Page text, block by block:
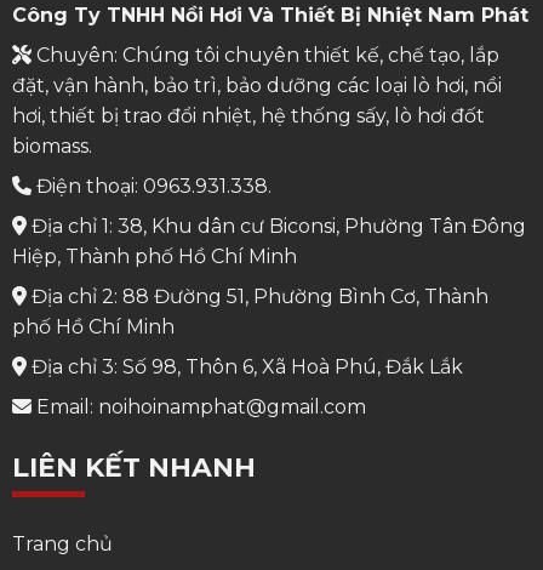
Công Ty TNHH Nồi Hơi Và Thiết Bị Nhiệt Nam Phát
Chuyên: Chúng tôi chuyên thiết kế, chế tạo, lắp
đặt, vận hành, bảo trì, bảo dưỡng các loại lò hơi, nồi
hơi, thiết bị trao đổi nhiệt, hệ thống sấy, lò hơi đốt
biomass.
Điện thoại: 0963.931.338.
Địa chỉ 1: 38, Khu dân cư Biconsi, Phường Tân Đông
Hiệp, Thành phố Hồ Chí Minh
Địa chỉ 2: 88 Đường 51, Phường Bình Cơ, Thành
phố Hồ Chí Minh
Địa chỉ 3: Số 98, Thôn 6, Xã Hoà Phú, Đắk Lắk
Email: noihoinamphat@gmail.com
LIÊN KẾT NHANH
Trang chủ